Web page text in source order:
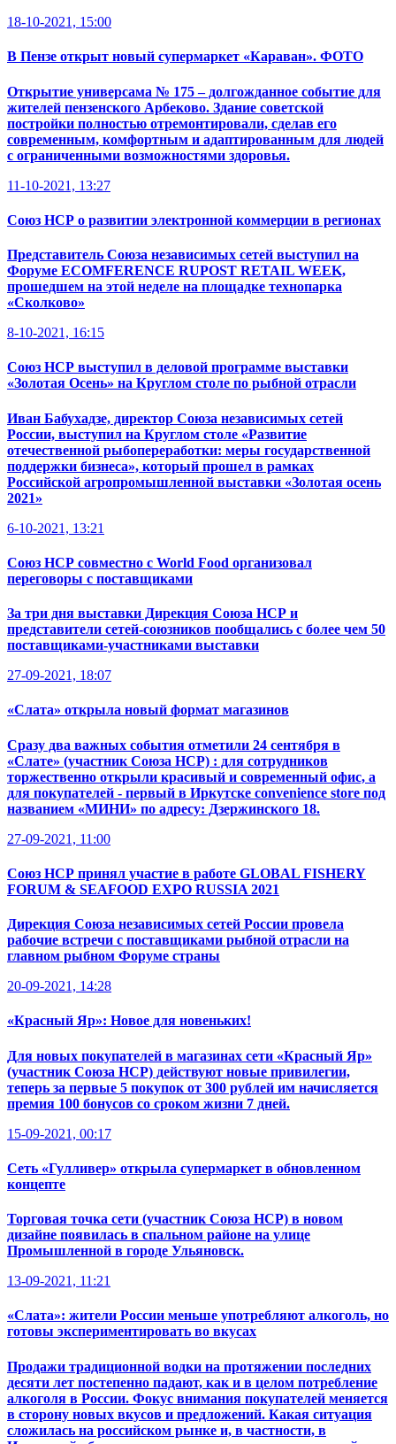
18-10-2021, 15:00
В Пензе открыт новый супермаркет «Караван». ФОТО
Открытие универсама № 175 – долгожданное событие для
жителей пензенского Арбеково. Здание советской
постройки полностью отремонтировали, сделав его
современным, комфортным и адаптированным для людей
с ограниченными возможностями здоровья.
11-10-2021, 13:27
Союз НСР о развитии электронной коммерции в регионах
Представитель Союза независимых сетей выступил на
Форуме ECOMFERENCE RUPOST RETAIL WEEK,
прошедшем на этой неделе на площадке технопарка
«Сколково»
8-10-2021, 16:15
Союз НСР выступил в деловой программе выставки
«Золотая Осень» на Круглом столе по рыбной отрасли
Иван Бабухадзе, директор Союза независимых сетей
России, выступил на Круглом столе «Развитие
отечественной рыбопереработки: меры государственной
поддержки бизнеса», который прошел в рамках
Российской агропромышленной выставки «Золотая осень
2021»
6-10-2021, 13:21
Союз НСР совместно с World Food организовал
переговоры с поставщиками
За три дня выставки Дирекция Союза НСР и
представители сетей-союзников пообщались с более чем 50
поставщиками-участниками выставки
27-09-2021, 18:07
«Слата» открыла новый формат магазинов
Сразу два важных события отметили 24 сентября в
«Слате» (участник Союза НСР) : для сотрудников
торжественно открыли красивый и современный офис, а
для покупателей - первый в Иркутске convenience store под
названием «МИНИ» по адресу: Дзержинского 18.
27-09-2021, 11:00
Союз НСР принял участие в работе GLOBAL FISHERY
FORUM & SEAFOOD EXPO RUSSIA 2021
Дирекция Союза независимых сетей России провела
рабочие встречи с поставщиками рыбной отрасли на
главном рыбном Форуме страны
20-09-2021, 14:28
«Красный Яр»: Новое для новеньких!
Для новых покупателей в магазинах сети «Красный Яр»
(участник Союза НСР) действуют новые привилегии,
теперь за первые 5 покупок от 300 рублей им начисляется
премия 100 бонусов со сроком жизни 7 дней.
15-09-2021, 00:17
Сеть «Гулливер» открыла супермаркет в обновленном
концепте
Торговая точка сети (участник Союза НСР) в новом
дизайне появилась в спальном районе на улице
Промышленной в городе Ульяновск.
13-09-2021, 11:21
«Слата»: жители России меньше употребляют алкоголь, но
готовы экспериментировать во вкусах
Продажи традиционной водки на протяжении последних
десяти лет постепенно падают, как и в целом потребление
алкоголя в России. Фокус внимания покупателей меняется
в сторону новых вкусов и предложений. Какая ситуация
сложилась на российском рынке и, в частности, в